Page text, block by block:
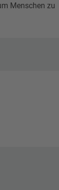
Menschen zu